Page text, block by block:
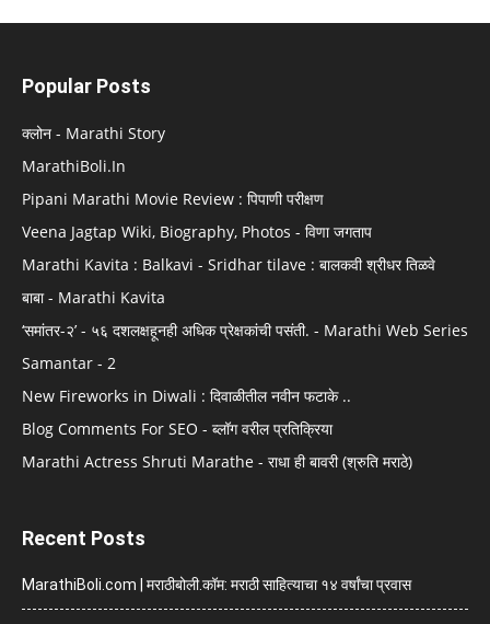
Popular Posts
क्लोन - Marathi Story
MarathiBoli.In
Pipani Marathi Movie Review : पिपाणी परीक्षण
Veena Jagtap Wiki, Biography, Photos - विणा जगताप
Marathi Kavita : Balkavi - Sridhar tilave : बालकवी श्रीधर तिळवे
बाबा - Marathi Kavita
‘समांतर-२’ - ५६ दशलक्षहूनही अधिक प्रेक्षकांची पसंती. - Marathi Web Series
Samantar - 2
New Fireworks in Diwali : दिवाळीतील नवीन फटाके ..
Blog Comments For SEO - ब्लॉग वरील प्रतिक्रिया
Marathi Actress Shruti Marathe - राधा ही बावरी (श्रुति मराठे)
Recent Posts
MarathiBoli.com | मराठीबोली.कॉम: मराठी साहित्याचा १४ वर्षांचा प्रवास